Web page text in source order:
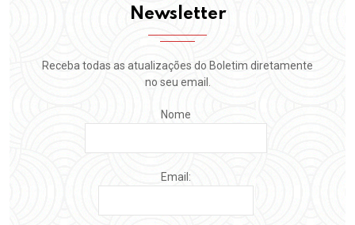
Newsletter
Receba todas as atualizações do Boletim diretamente
no seu email.
Nome
Email: